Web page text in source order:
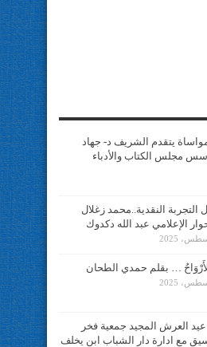
يتقدم الشريف د- جهاد
مجلس الكتاب والأدباء
التجربة النقدية..محمد زغلال
الإعلامي عبد الله دكدوك
… بقلم حمدي الطحان
عيد العرش المجيد جمعية فخر
مع ادارة دار الشباب ابن يخلف